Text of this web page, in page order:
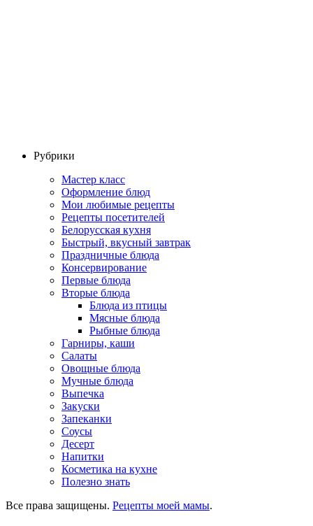
Рубрики
Мастер класс
Оформление блюд
Мои любимые рецепты
Рецепты посетителей
Белорусская кухня
Быстрый, вкусный завтрак
Праздничные блюда
Консервирование
Первые блюда
Вторые блюда
Блюда из птицы
Мясные блюда
Рыбные блюда
Гарниры, каши
Салаты
Овощные блюда
Мучные блюда
Выпечка
Закуски
Запеканки
Соусы
Десерт
Напитки
Косметика на кухне
Полезно знать
Все права защищены. Рецепты моей мамы.